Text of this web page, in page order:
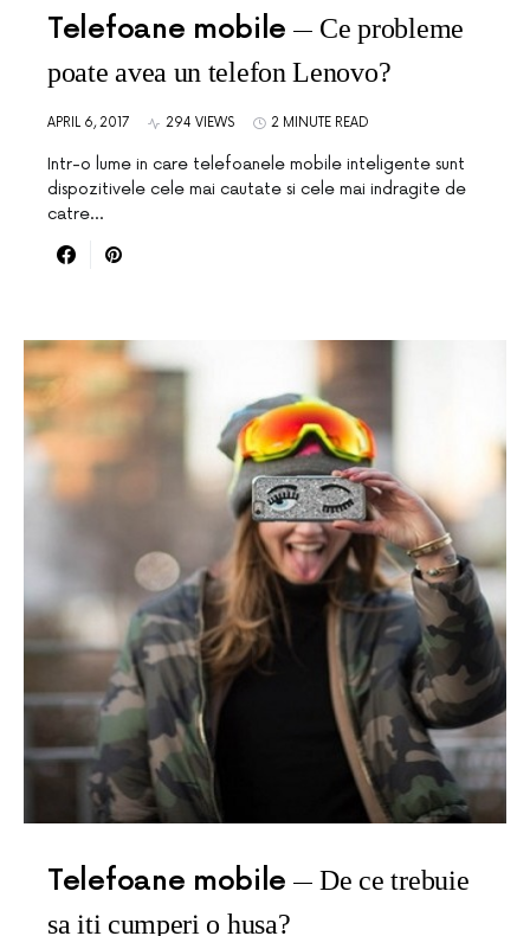
Telefoane mobile
Ce probleme
poate avea un telefon Lenovo?
APRIL 6, 2017 294 VIEWS 2 MINUTE READ
Intr-o lume in care telefoanele mobile inteligente sunt
dispozitivele cele mai cautate si cele mai indragite de
catre…
Telefoane mobile
De ce trebuie
sa iti cumperi o husa?